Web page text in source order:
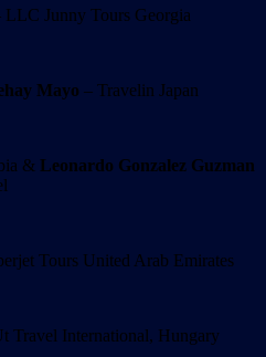
LLC Junny Tours Georgia
Mayo – Travelin Japan
& Leonardo Gonzalez Guzman
Tours United Arab Emirates
Travel International, Hungary